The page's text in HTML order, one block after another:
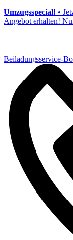
Umzugsspecial! •
Angebot erhalten!
Beiladungsservice-